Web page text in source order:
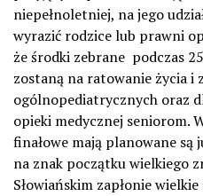
niepełnoletniej, na jego
wyrazić rodzice lub prawni
że środki zebrane podczas
zostaną na ratowanie życia i
ogólnopediatrycznych oraz
opieki medycznej seniorom.
finałowe mają planowane są
na znak początku wielkiego
Słowiańskim zapłonie